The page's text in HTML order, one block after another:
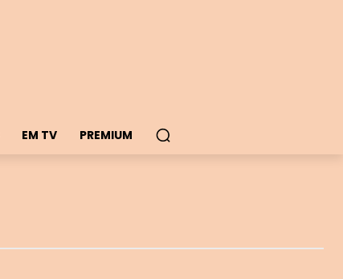
EM TV PREMIUM